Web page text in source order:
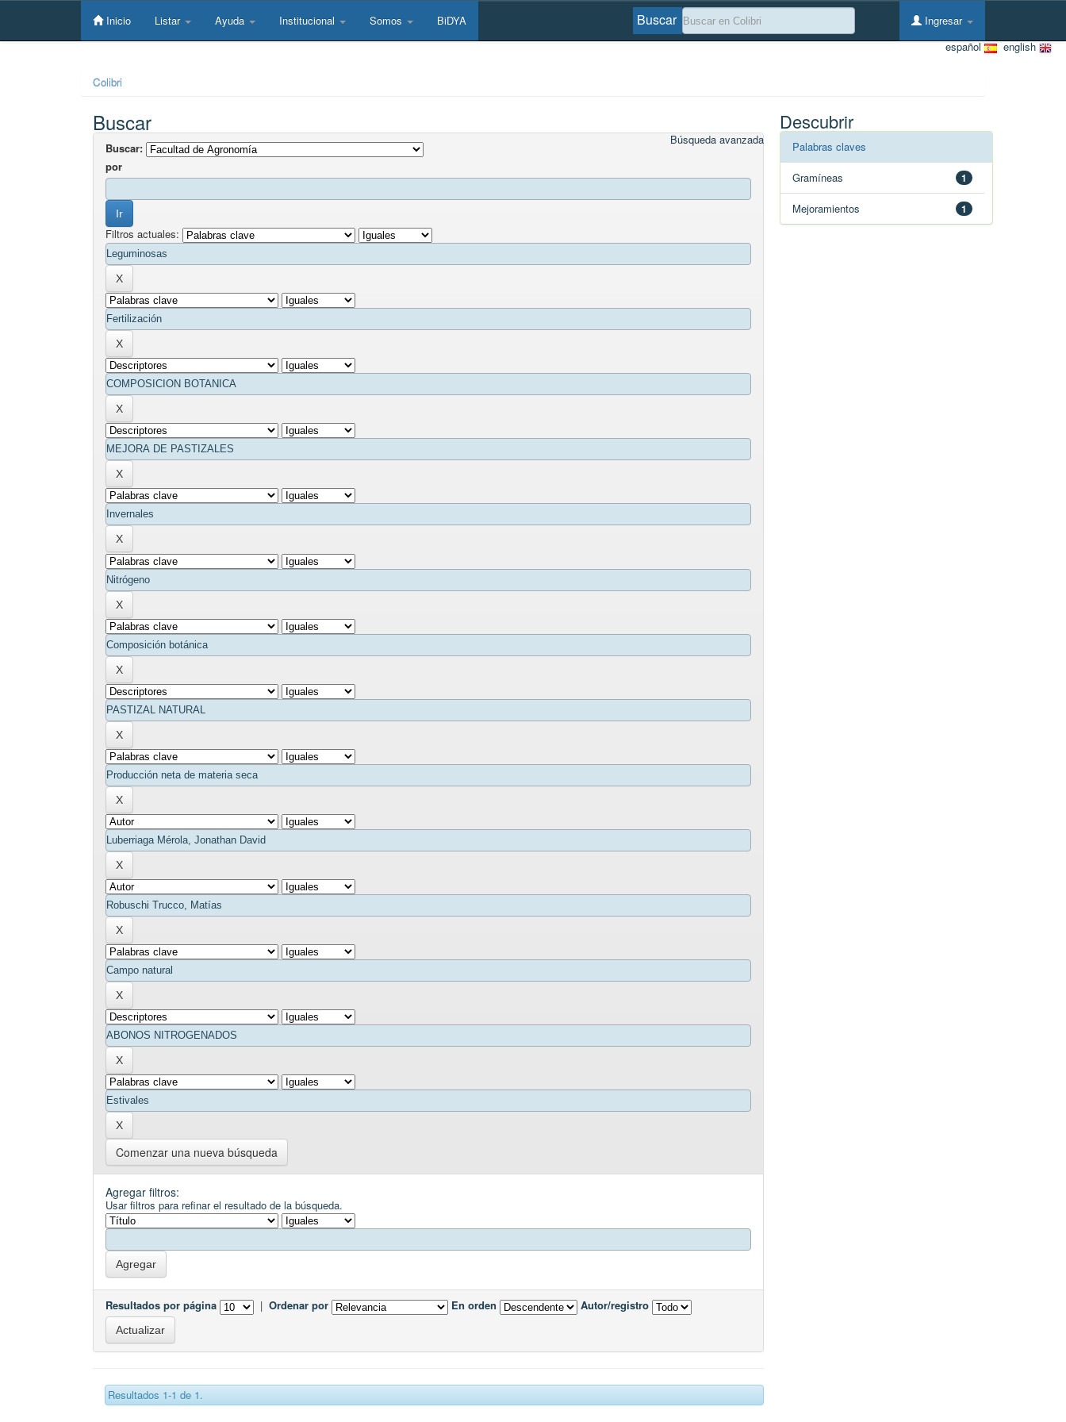
Skip
Inicio Listar Ayuda Institucional Somos BiDYA Ingresar
Buscar
english
español
Colibri
Buscar
Búsqueda avanzada
Buscar:
por
Filtros actuales:
Comenzar una nueva búsqueda
Agregar filtros:
Usar filtros para refinar el resultado de la búsqueda.
Resultados por página | Ordenar por En orden Autor/registro
Resultados 1-1 de 1.
Descubrir
Palabras claves
1
Gramíneas
1
Mejoramientos